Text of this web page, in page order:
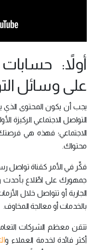
أولاً: حسابات
على وسائل
يجب أن يكون المحتوى الذي
التواصل الاجتماعي الركيزة
الاجتماعي؛ فهذه هي
محتواك.
فكِّر في الأمر كقناة تواصل
جمهورك على اطِّلاع بأحدث
الجارية أو تتواصل خلال
بالخدمات أو معالجة المخاوف.
تتقن معظم الشركات
أكثر فائدة لخدمة العملاء و